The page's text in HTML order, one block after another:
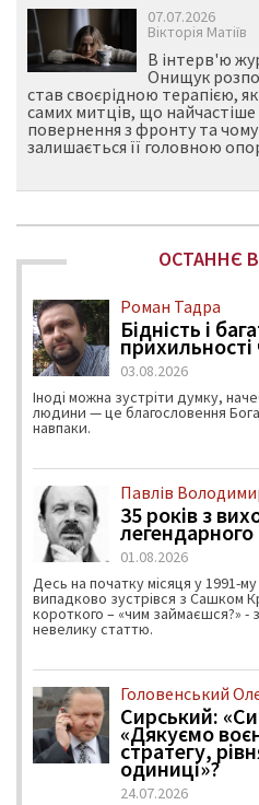
07.07.2026
Вікторія Матіїв
В інтерв'ю
Онищук
став своєрідною терапією, як
самих митців, що найчастіше
повернення з фронту та
залишається її головною
ОСТАННЄ
Роман Тадра
Бідність і
03.08.2026
Іноді можна зустріти думку,
людини — це благословення
навпаки.
Павлів
35 років з
01.08.2026
Десь на початку місяця у 1991-
випадково зустрівся з Сашком
короткого – «чим займаєшся?» -
невелику статтю.
Головенський
Сирський:
«Дякуємо
стратегу,
одиниці»?
24.07.2026